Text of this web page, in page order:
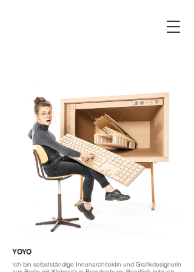
YOYO
Ich bin selbstständige Innenarchitektin und Grafikdesignerin